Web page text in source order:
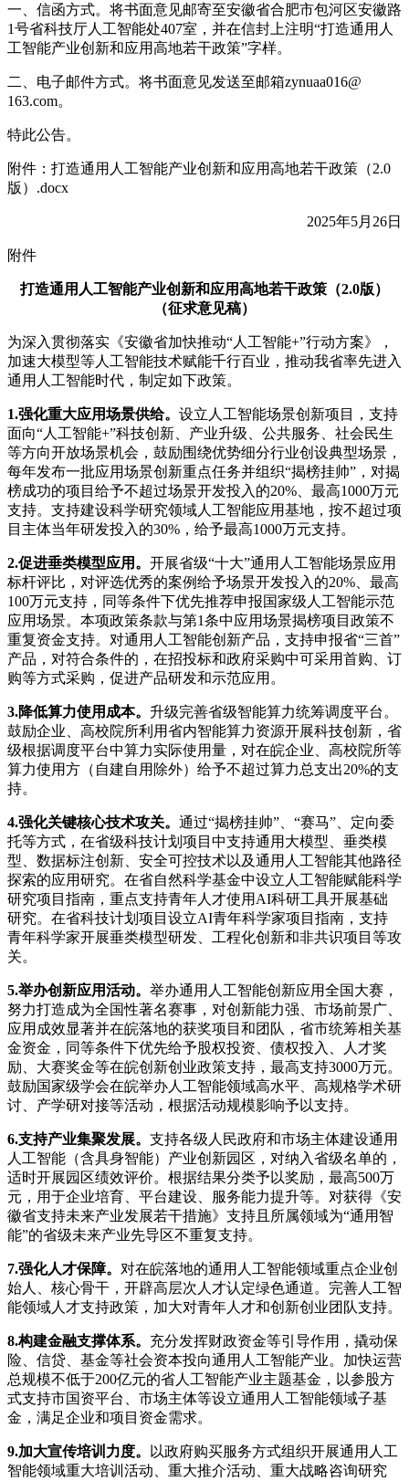
一、信函方式。将书面意见邮寄至安徽省合肥市包河区安徽路
1号省科技厅人工智能处407室，并在信封上注明“打造通用人
工智能产业创新和应用高地若干政策”字样。
二、电子邮件方式。将书面意见发送至邮箱zynuaa016@
163.com。
特此公告。
附件：打造通用人工智能产业创新和应用高地若干政策（2.0
版）.docx
2025年5月26日
附件
打造通用人工智能产业创新和应用高地若干政策（2.0版）
（征求意见稿）
为深入贯彻落实《安徽省加快推动“人工智能+”行动方案》，
加速大模型等人工智能技术赋能千行百业，推动我省率先进入
通用人工智能时代，制定如下政策。
1.强化重大应用场景供给。 设立人工智能场景创新项目，支持
面向“人工智能+”科技创新、产业升级、公共服务、社会民生
等方向开放场景机会，鼓励围绕优势细分行业创设典型场景，
每年发布一批应用场景创新重点任务并组织“揭榜挂帅”，对揭
榜成功的项目给予不超过场景开发投入的20%、最高1000万元
支持。支持建设科学研究领域人工智能应用基地，按不超过项
目主体当年研发投入的30%，给予最高1000万元支持。
2.促进垂类模型应用。 开展省级“十大”通用人工智能场景应用
标杆评比，对评选优秀的案例给予场景开发投入的20%、最高
100万元支持，同等条件下优先推荐申报国家级人工智能示范
应用场景。本项政策条款与第1条中应用场景揭榜项目政策不
重复资金支持。对通用人工智能创新产品，支持申报省“三首”
产品，对符合条件的，在招投标和政府采购中可采用首购、订
购等方式采购，促进产品研发和示范应用。
3.降低算力使用成本。 升级完善省级智能算力统筹调度平台。
鼓励企业、高校院所利用省内智能算力资源开展科技创新，省
级根据调度平台中算力实际使用量，对在皖企业、高校院所等
算力使用方（自建自用除外）给予不超过算力总支出20%的支
持。
4.强化关键核心技术攻关。 通过“揭榜挂帅”、“赛马”、定向委
托等方式，在省级科技计划项目中支持通用大模型、垂类模
型、数据标注创新、安全可控技术以及通用人工智能其他路径
探索的应用研究。在省自然科学基金中设立人工智能赋能科学
研究项目指南，重点支持青年人才使用AI科研工具开展基础
研究。在省科技计划项目设立AI青年科学家项目指南，支持
青年科学家开展垂类模型研发、工程化创新和非共识项目等攻
关。
5.举办创新应用活动。 举办通用人工智能创新应用全国大赛，
努力打造成为全国性著名赛事，对创新能力强、市场前景广、
应用成效显著并在皖落地的获奖项目和团队，省市统筹相关基
金资金，同等条件下优先给予股权投资、债权投入、人才奖
励、大赛奖金等在皖创新创业政策支持，最高支持3000万元。
鼓励国家级学会在皖举办人工智能领域高水平、高规格学术研
讨、产学研对接等活动，根据活动规模影响予以支持。
6.支持产业集聚发展。 支持各级人民政府和市场主体建设通用
人工智能（含具身智能）产业创新园区，对纳入省级名单的，
适时开展园区绩效评价。根据结果分类予以奖励，最高500万
元，用于企业培育、平台建设、服务能力提升等。对获得《安
徽省支持未来产业发展若干措施》支持且所属领域为“通用智
能”的省级未来产业先导区不重复支持。
7.强化人才保障。 对在皖落地的通用人工智能领域重点企业创
始人、核心骨干，开辟高层次人才认定绿色通道。完善人工智
能领域人才支持政策，加大对青年人才和创新创业团队支持。
8.构建金融支撑体系。 充分发挥财政资金等引导作用，撬动保
险、信贷、基金等社会资本投向通用人工智能产业。加快运营
总规模不低于200亿元的省人工智能产业主题基金，以参股方
式支持市国资平台、市场主体等设立通用人工智能领域子基
金，满足企业和项目资金需求。
9.加大宣传培训力度。 以政府购买服务方式组织开展通用人工
智能领域重大培训活动、重大推介活动、重大战略咨询研究